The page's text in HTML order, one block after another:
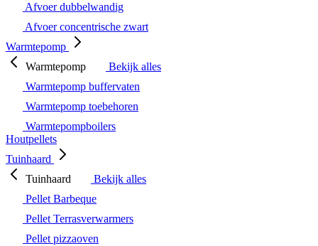
Afvoer dubbelwandig
Afvoer concentrische zwart
Warmtepomp
Warmtepomp
Bekijk alles
Warmtepomp buffervaten
Warmtepomp toebehoren
Warmtepompboilers
Houtpellets
Tuinhaard
Tuinhaard
Bekijk alles
Pellet Barbeque
Pellet Terrasverwarmers
Pellet pizzaoven